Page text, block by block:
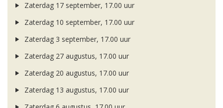
Zaterdag 17 september, 17.00 uur
Zaterdag 10 september, 17.00 uur
Zaterdag 3 september, 17.00 uur
Zaterdag 27 augustus, 17.00 uur
Zaterdag 20 augustus, 17.00 uur
Zaterdag 13 augustus, 17.00 uur